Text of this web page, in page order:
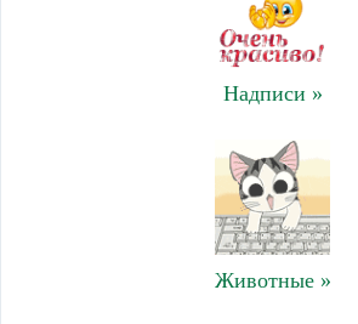
Надписи »
Животные »